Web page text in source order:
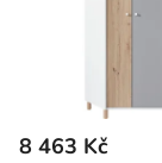
8 463 Kč